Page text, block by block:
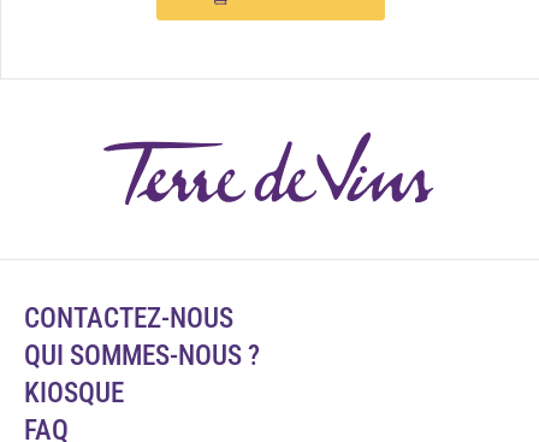
CONTACTEZ-NOUS
QUI SOMMES-NOUS ?
KIOSQUE
FAQ